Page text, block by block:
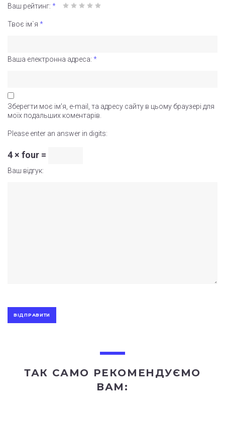
Ваш рейтинг: *
Твоє ім`я *
Ваша електронна адреса: *
Зберегти моє ім'я, e-mail, та адресу сайту в цьому браузері для
моїх подальших коментарів.
Please enter an answer in digits:
4 × four =
Ваш відгук:
ТАК САМО РЕКОМЕНДУЄМО
ВАМ: